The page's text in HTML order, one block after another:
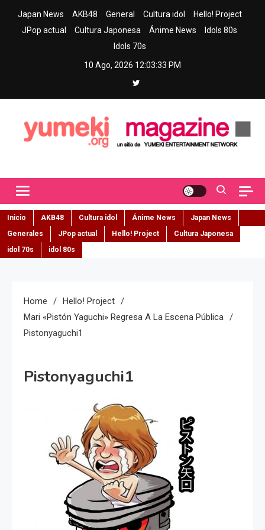
Japan News AKB48 General Cultura idol
Hello! Project
JPop actual
Cultura Japonesa Ánime News
Idols 80s
Idols 70s
10 Ago, 2026 12:03:34 PM
Inicio AKB48 Cultura idol Ánime News
Japan News
Generales
JPop actual Hello! Project
Cultura Japonesa
idol 70s
idol 80s
Home
Hello! Project
Mari «Pistón Yaguchi» Regresa A La Escena Pública
Pistonyaguchi1
Pistonyaguchi1